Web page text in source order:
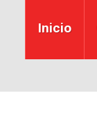
Inicio